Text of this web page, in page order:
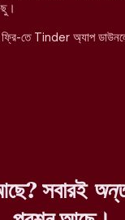
তে Tinder অ্যাপ
সবারই